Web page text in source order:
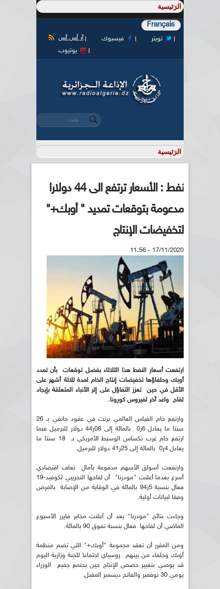
Français
آر أس أس فيسبوك
تويتر
يوتيوب
استمارة البحث
‏بحث ‏
نفط : الأسعار ترتفع الى 44 دولارا
مدعومة بتوقعات تمديد " أوبك+"
لتخفيضات الإنتاج
17/11/2020 - 11:56
ارتفعت أسعار النفط هذا الثلاثاء بفضل توقعات بأن تمدد
أوبك وحلفاؤها تخفيضات إنتاج الخام لمدة ثلاثة أشهر على
الأقل في حين تعزز التفاؤل على إثر الأنباء المتعلقة بإيجاد
لقاح واعد آخر لفيروس كورونا.
وارتفع خام القياس العالمي برنت في عقود جانفي بـ 26
سنتا ما يعادل 6ر0 بالمائة إلى 08ر44 دولار للبرميل فيما
ارتفع خام غرب تكساس الوسيط الأمريكي بـ 18 سنتا ما
يعادل 4ر0 بالمائة إلى 25ر41 دولار للبرميل.
وارتفعت أسواق الأسهم مدفوعة بآمال تعاف اقتصادي
أسرع بعدما أعلنت "مودرنا" أن لقاحها التجريبي لكوفيد-19
فعال بنسبة 5ر94 بالمائة في الوقاية من الإصابة بالمرض
وفقا لبيانات أولية.
وجاءت نتائج "مودرنا" بعد أن أعلنت مخابر فايزر الأسبوع
الماضي أن لقاحها فعال بنسبة تفوق 90 بالمائة.
ومن المقرر أن تعقد مجموعة "أوبك+" التي تضم منظمة
أوبك وحلفاء من بينهم روسياي اجتماعا للجنة وزارية اليوم
قد يوصي بتغيير حصص الإنتاج حين يجتمع جميع الوزراء
يومي 30 نوفمبر والفاتح ديسمبر المقبل.